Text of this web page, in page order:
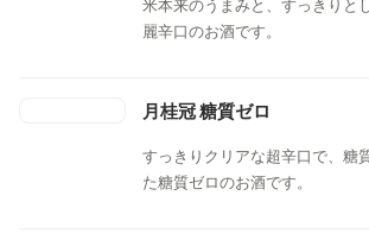
米本来のうまみと、すっきりと
麗辛口のお酒です。
月桂冠 糖質ゼロ
すっきりクリアな超辛口で、糖
た糖質ゼロのお酒です。